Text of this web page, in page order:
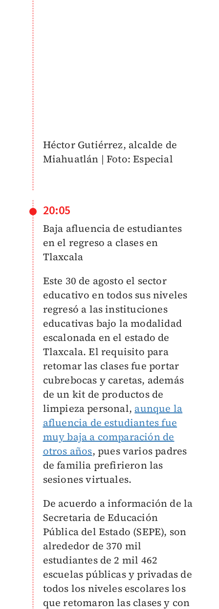
Héctor Gutiérrez, alcalde de
Miahuatlán | Foto: Especial
20:05
Baja afluencia de estudiantes
en el regreso a clases en
Tlaxcala
Este 30 de agosto el sector
educativo en todos sus niveles
regresó a las instituciones
educativas bajo la modalidad
escalonada en el estado de
Tlaxcala. El requisito para
retomar las clases fue portar
cubrebocas y caretas, además
de un kit de productos de
limpieza personal, aunque la
afluencia de estudiantes fue
muy baja a comparación de
otros años, pues varios padres
de familia prefirieron las
sesiones virtuales.
De acuerdo a información de la
Secretaria de Educación
Pública del Estado (SEPE), son
alrededor de 370 mil
estudiantes de 2 mil 462
escuelas públicas y privadas de
todos los niveles escolares los
que retomaron las clases y con